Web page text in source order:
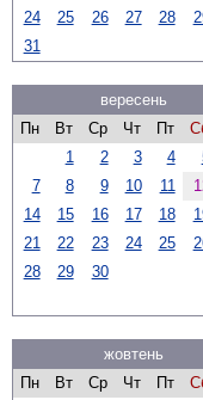
24
25 26 27 28
31
вересень
Пн
Вт Ср Чт Пт
1
2 3 4
7
8 9 10 11
14
15 16 17 18
21
22 23 24 25
28
29 30
жовтень
Пн
Вт Ср Чт Пт